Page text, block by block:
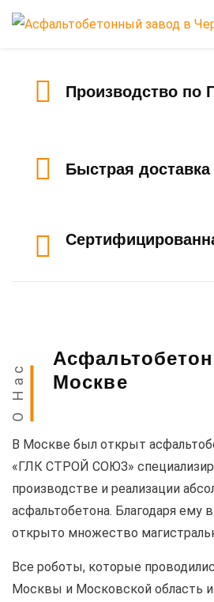
Производство по
Быстрая доставка
О Нас
Москве
В Москве был открыт
«ГЛК СТРОЙ СОЮЗ»
производстве и реализации
асфальтобетона. Благодаря ему
открыто множество
Все роботы, которые
Москвы и Московской область